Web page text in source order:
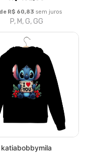
R$ 60,83 sem juros
P, M, G, GG
katiabobbymila